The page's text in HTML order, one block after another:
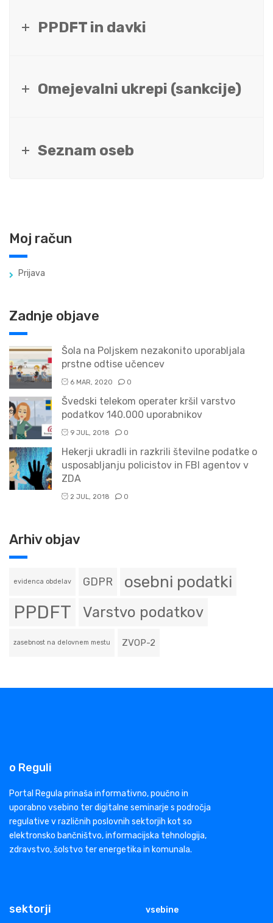
PPDFT in davki
Omejevalni ukrepi (sankcije)
Seznam oseb
Moj račun
Prijava
Zadnje objave
Šola na Poljskem nezakonito uporabljala
prstne odtise učencev
6 MAR, 2020 0
Švedski telekom operater kršil varstvo
podatkov 140.000 uporabnikov
9 JUL, 2018 0
Hekerji ukradli in razkrili številne podatke o
usposabljanju policistov in FBI agentov v
ZDA
2 JUL, 2018 0
Arhiv objav
evidenca obdelav GDPR osebni podatki
PPDFT Varstvo podatkov
zasebnost na delovnem mestu ZVOP-2
o Reguli
Portal Regula prinaša informativno, poučno in
uporabno vsebino ter digitalne seminarje s področja
regulative v različnih poslovnih sektorjih kot so
elektronsko bančništvo, informacijska tehnologija,
zdravstvo, šolstvo ter energetika in komunala.
sektorji vsebine